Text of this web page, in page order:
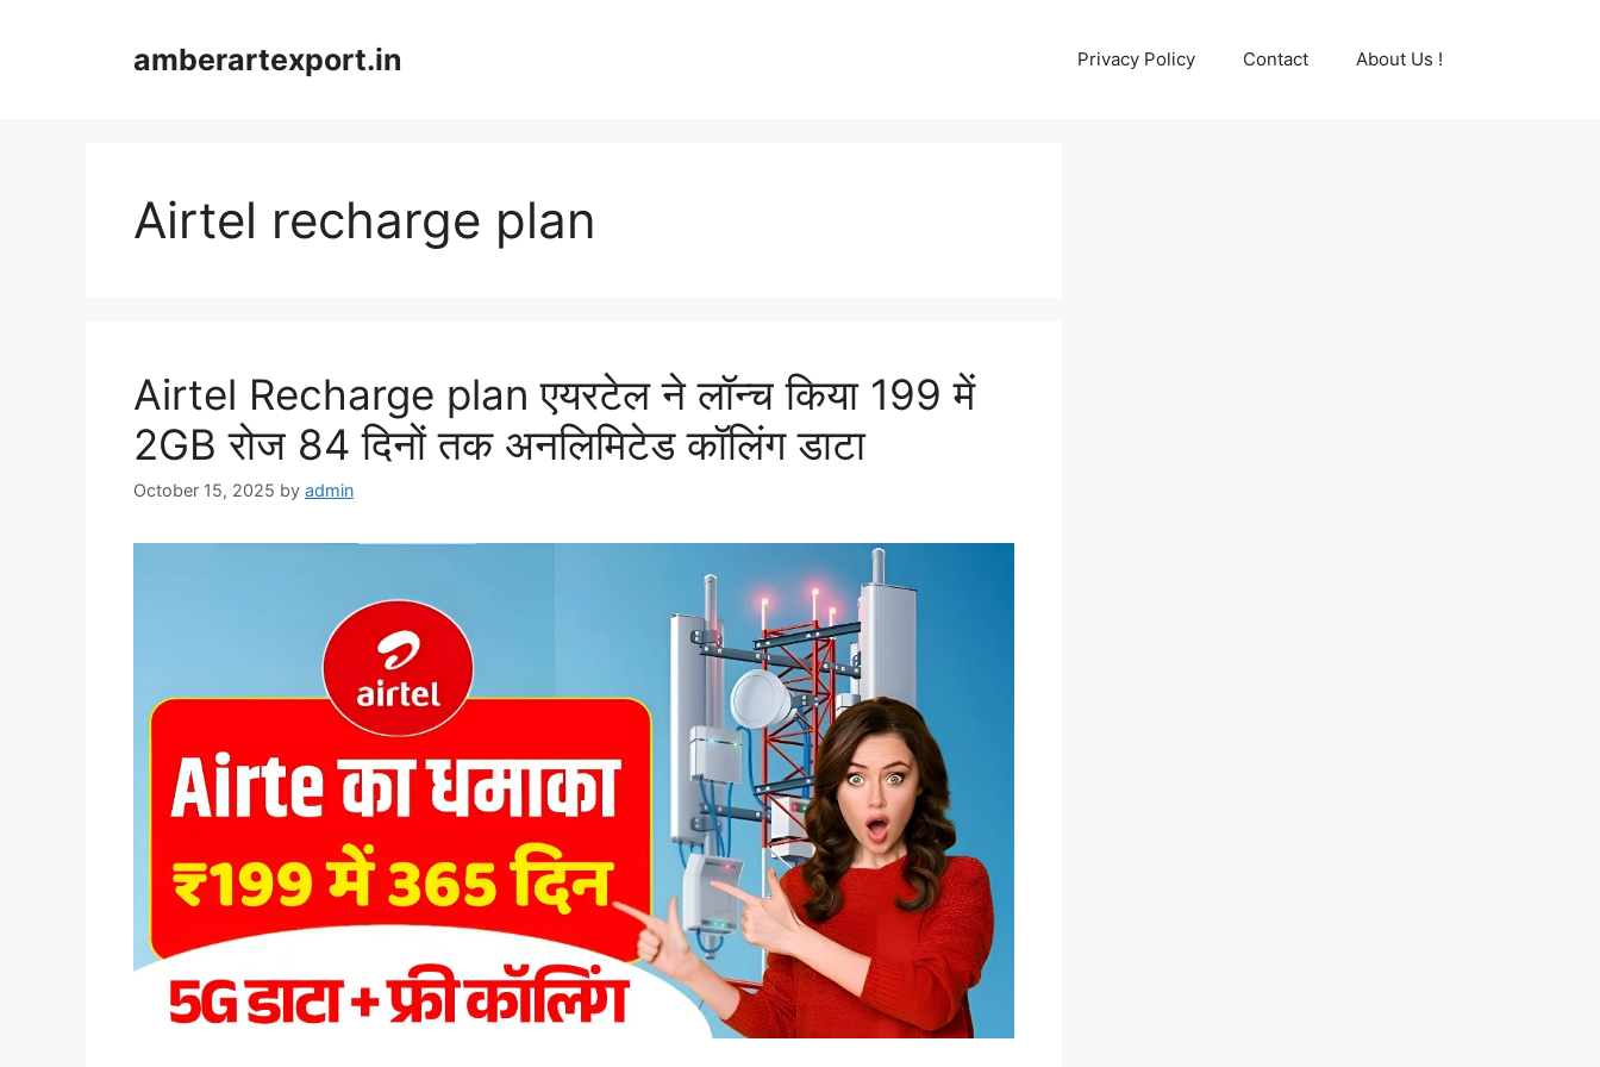
amberartexport.in Privacy Policy Contact About Us !
Airtel recharge plan
Airtel Recharge plan एयरटेल ने लॉन्च किया 199 में
2GB रोज 84 दिनों तक अनलिमिटेड कॉलिंग डाटा
October 15, 2025 by admin